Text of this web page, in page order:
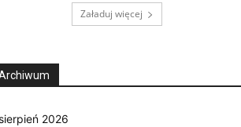
Załaduj więcej
sierpień 2026